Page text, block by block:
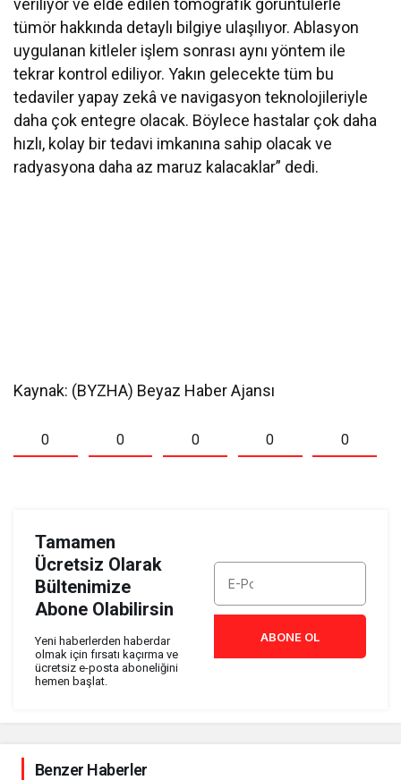
veriliyor ve elde edilen tomografik görüntülerle
tümör hakkında detaylı bilgiye ulaşılıyor. Ablasyon
uygulanan kitleler işlem sonrası aynı yöntem ile
tekrar kontrol ediliyor. Yakın gelecekte tüm bu
tedaviler yapay zekâ ve navigasyon teknolojileriyle
daha çok entegre olacak. Böylece hastalar çok daha
hızlı, kolay bir tedavi imkanına sahip olacak ve
radyasyona daha az maruz kalacaklar” dedi.
Kaynak: (BYZHA) Beyaz Haber Ajansı
0 0 0 0 0
Tamamen
Ücretsiz Olarak
Bültenimize
Abone Olabilirsin
Yeni haberlerden haberdar
olmak için fırsatı kaçırma ve
ücretsiz e-posta aboneliğini
hemen başlat.
ABONE OL
Benzer Haberler